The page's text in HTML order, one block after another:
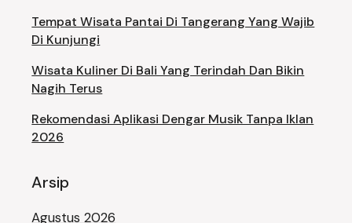
Tempat Wisata Pantai Di Tangerang Yang Wajib
Di Kunjungi
Wisata Kuliner Di Bali Yang Terindah Dan Bikin
Nagih Terus
Rekomendasi Aplikasi Dengar Musik Tanpa Iklan
2026
Arsip
Agustus 2026